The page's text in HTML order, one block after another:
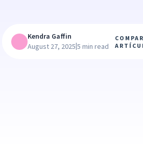
Kendra Gaffin
August 27, 2025|5 min read